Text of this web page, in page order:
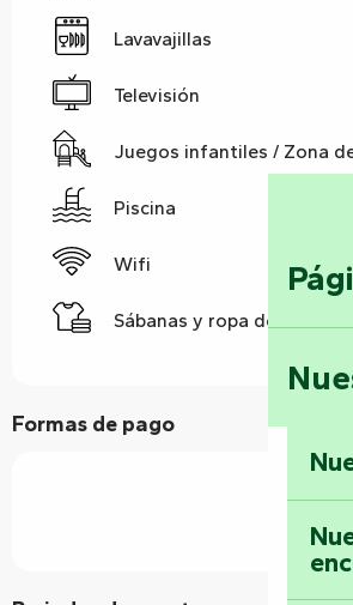
Lavavajillas
Televisión
Juegos infantiles / Zona
Piscina
Wifi
Sábanas y ropa de cama
Formas de pago